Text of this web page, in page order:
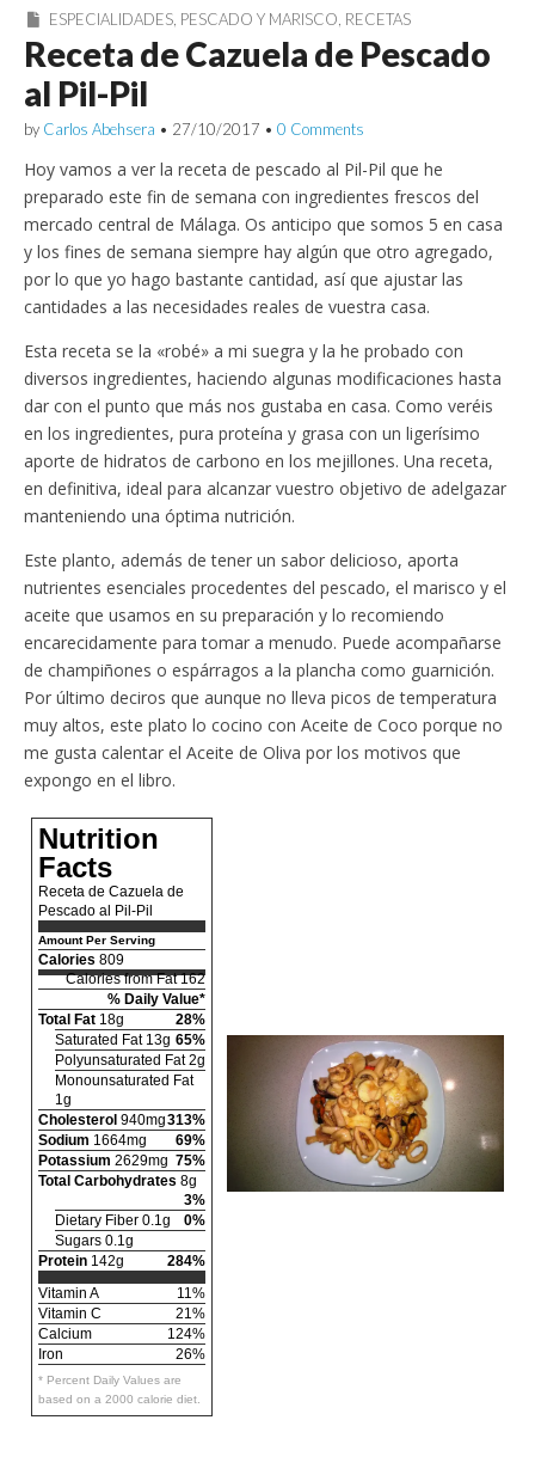
ESPECIALIDADES, PESCADO Y MARISCO, RECETAS
Receta de Cazuela de Pescado
al Pil-Pil
by Carlos Abehsera • 27/10/2017 • 0 Comments
Hoy vamos a ver la receta de pescado al Pil-Pil que he
preparado este fin de semana con ingredientes frescos del
mercado central de Málaga. Os anticipo que somos 5 en casa
y los fines de semana siempre hay algún que otro agregado,
por lo que yo hago bastante cantidad, así que ajustar las
cantidades a las necesidades reales de vuestra casa.
Esta receta se la «robé» a mi suegra y la he probado con
diversos ingredientes, haciendo algunas modificaciones hasta
dar con el punto que más nos gustaba en casa. Como veréis
en los ingredientes, pura proteína y grasa con un ligerísimo
aporte de hidratos de carbono en los mejillones. Una receta,
en definitiva, ideal para alcanzar vuestro objetivo de adelgazar
manteniendo una óptima nutrición.
Este planto, además de tener un sabor delicioso, aporta
nutrientes esenciales procedentes del pescado, el marisco y el
aceite que usamos en su preparación y lo recomiendo
encarecidamente para tomar a menudo. Puede acompañarse
de champiñones o espárragos a la plancha como guarnición.
Por último deciros que aunque no lleva picos de temperatura
muy altos, este plato lo cocino con Aceite de Coco porque no
me gusta calentar el Aceite de Oliva por los motivos que
expongo en el libro.
Nutrition
Facts
Receta de Cazuela de
Pescado al Pil-Pil
Amount Per Serving
Calories 809
Calories from Fat 162
% Daily Value*
Total Fat 18g
28%
Saturated Fat 13g 65%
Polyunsaturated Fat 2g
Monounsaturated Fat
1g
Cholesterol 940mg313%
Sodium 1664mg
69%
Potassium 2629mg 75%
Total Carbohydrates 8g
3%
Dietary Fiber 0.1g
0%
Sugars 0.1g
Protein 142g
284%
Vitamin A
11%
Vitamin C
21%
Calcium
124%
Iron
26%
* Percent Daily Values are
based on a 2000 calorie diet.